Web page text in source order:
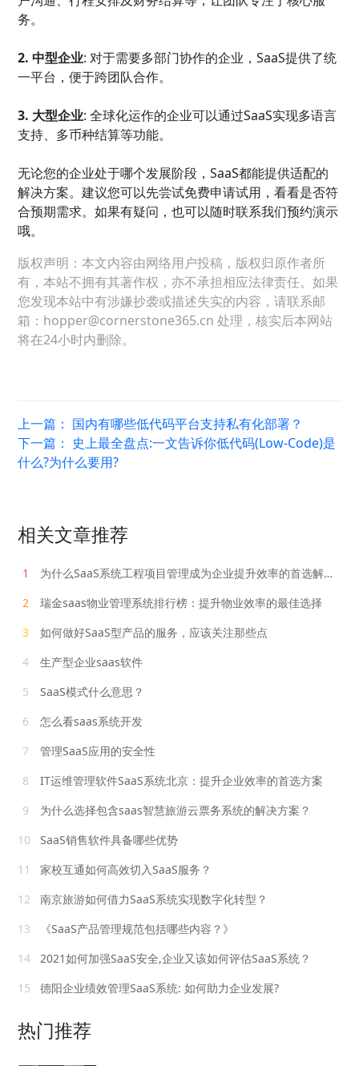
务。
2. 中型企业: 对于需要多部门协作的企业，SaaS提供了统
一平台，便于跨团队合作。
3. 大型企业: 全球化运作的企业可以通过SaaS实现多语言
支持、多币种结算等功能。
无论您的企业处于哪个发展阶段，SaaS都能提供适配的
解决方案。建议您可以先尝试免费申请试用，看看是否符
合预期需求。如果有疑问，也可以随时联系我们预约演示
哦。
版权声明：本文内容由网络用户投稿，版权归原作者所
有，本站不拥有其著作权，亦不承担相应法律责任。如果
您发现本站中有涉嫌抄袭或描述失实的内容，请联系邮
箱：hopper@cornerstone365.cn 处理，核实后本网站
将在24小时内删除。
上一篇： 国内有哪些低代码平台支持私有化部署？
下一篇： 史上最全盘点:一文告诉你低代码(Low-Code)是
什么?为什么要用?
相关文章推荐
1
为什么SaaS系统工程项目管理成为企业提升效率的首选解决方案？
2
瑞金saas物业管理系统排行榜：提升物业效率的最佳选择
3
如何做好SaaS型产品的服务，应该关注那些点
4
生产型企业saas软件
5
SaaS模式什么意思？
6
怎么看saas系统开发
7
管理SaaS应用的安全性
8
IT运维管理软件SaaS系统北京：提升企业效率的首选方案
9
为什么选择包含saas智慧旅游云票务系统的解决方案？
10
SaaS销售软件具备哪些优势
11
家校互通如何高效切入SaaS服务？
12
南京旅游如何借力SaaS系统实现数字化转型？
13
《SaaS产品管理规范包括哪些内容？》
14
2021如何加强SaaS安全,企业又该如何评估SaaS系统？
15
德阳企业绩效管理SaaS系统: 如何助力企业发展?
热门推荐